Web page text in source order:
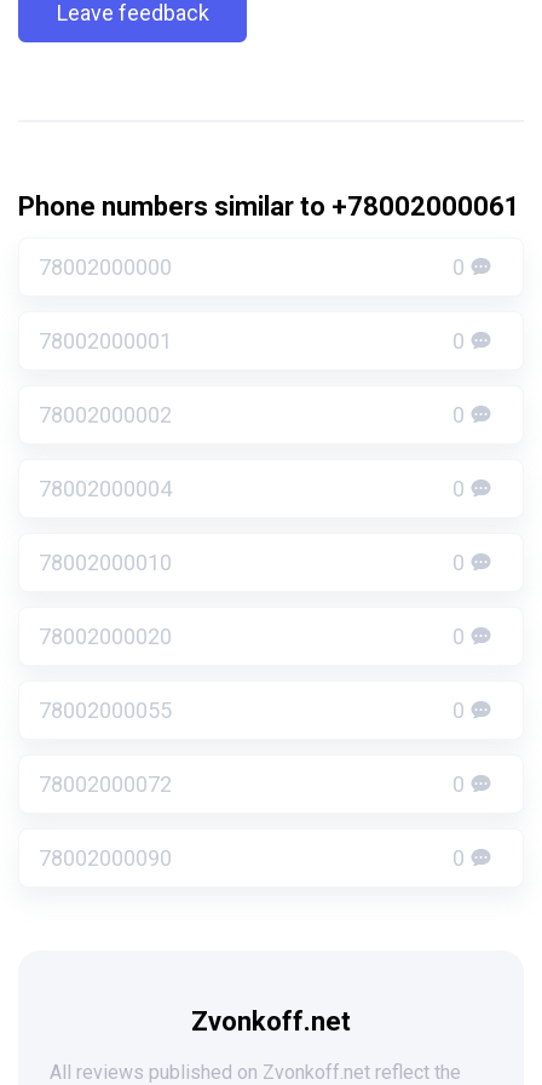
Leave feedback
Phone numbers similar to +78002000061
78002000000 0
78002000001 0
78002000002 0
78002000004 0
78002000010 0
78002000020 0
78002000055 0
78002000072 0
78002000090 0
Zvonkoff.net
All reviews published on Zvonkoff.net reflect the